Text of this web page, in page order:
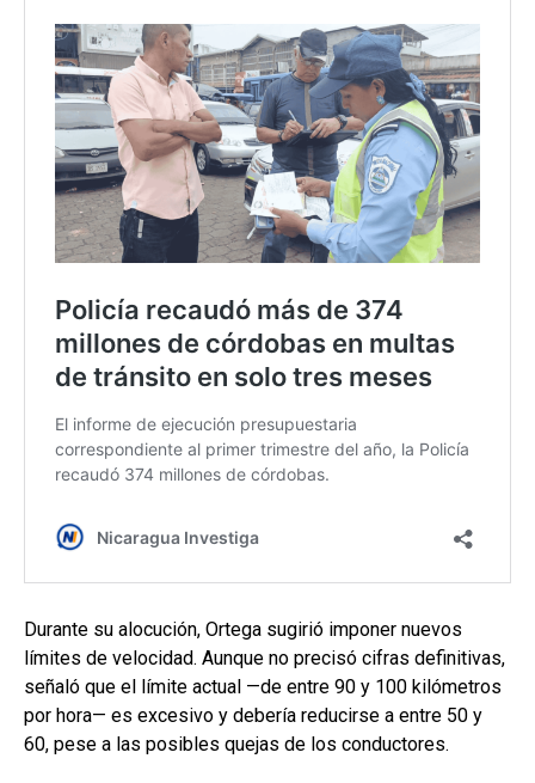
Durante su alocución, Ortega sugirió imponer nuevos
límites de velocidad. Aunque no precisó cifras definitivas,
señaló que el límite actual —de entre 90 y 100 kilómetros
por hora— es excesivo y debería reducirse a entre 50 y
60, pese a las posibles quejas de los conductores.